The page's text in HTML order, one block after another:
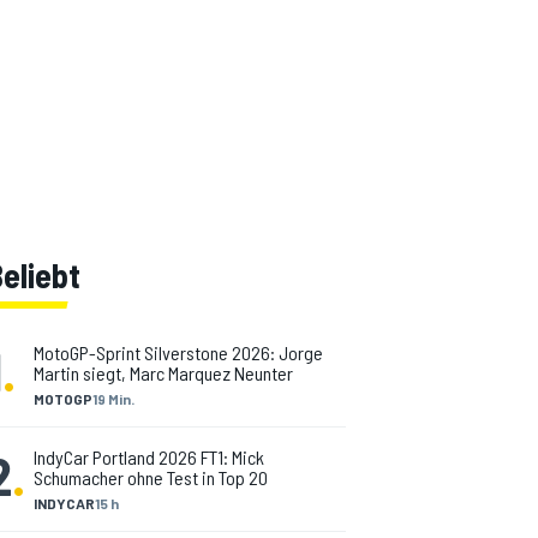
. MOTOGP19 Min.
MotoGP-Sprint Silverstone 2026: Jorge
Martin siegt, Marc Marquez Neunter
. INDYCAR15 h
IndyCar Portland 2026 FT1: Mick
Schumacher ohne Test in Top 20